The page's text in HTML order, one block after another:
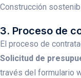
Construcción
3. Proceso de
El proceso de
Solicitud de
través del formulario